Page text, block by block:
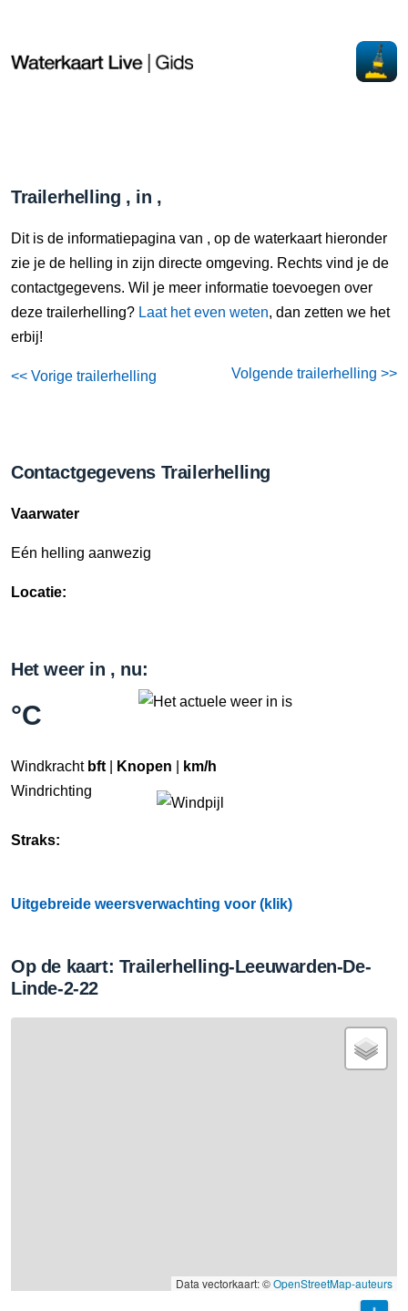
Trailerhelling , in ,
Dit is de informatiepagina van , op de waterkaart hieronder
zie je de helling in zijn directe omgeving. Rechts vind je de
contactgegevens. Wil je meer informatie toevoegen over
deze trailerhelling? Laat het even weten, dan zetten we het
erbij!
<< Vorige trailerhelling Volgende trailerhelling >>
Contactgegevens Trailerhelling
Vaarwater
Eén helling aanwezig
Locatie:
Het weer in , nu:
°C
Windkracht bft Knopen
km/h
Windrichting
Straks:
Uitgebreide weersverwachting voor (klik)
Op de kaart: Trailerhelling-Leeuwarden-De-
Linde-2-22
Data vectorkaart: ©OpenStreetMap-auteurs